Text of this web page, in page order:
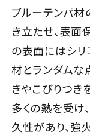
ブルーテンパ
き立たせ、表面
の表面にはシ
材とランダムな
きやこびりつき
多くの熱を受け
久性があり、